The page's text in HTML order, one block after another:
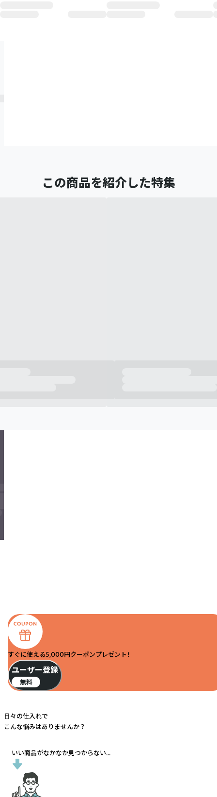
この商品を紹介した特集
すぐに使える5,000円クーポンプレゼント！
ユーザー登録
無料
日々の仕入れで
こんな悩みはありませんか？
いい商品がなかなか見つからない...